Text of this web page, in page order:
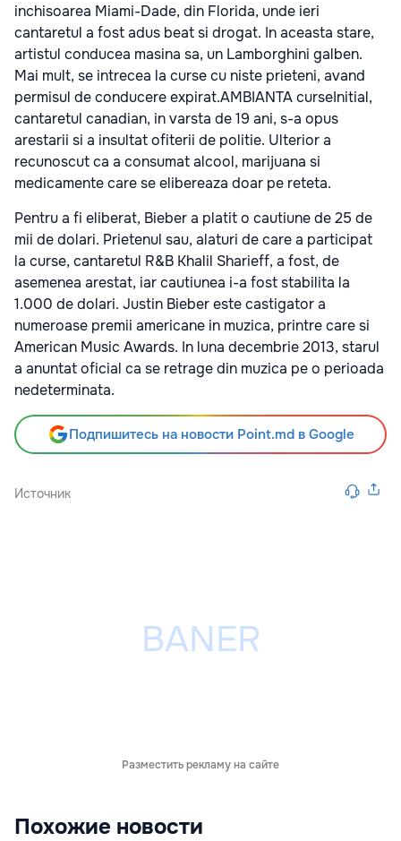
inchisoarea Miami-Dade, din Florida, unde ieri
cantaretul a fost adus beat si drogat. In aceasta stare,
artistul conducea masina sa, un Lamborghini galben.
Mai mult, se intrecea la curse cu niste prieteni, avand
permisul de conducere expirat.AMBIANTA curseInitial,
cantaretul canadian, in varsta de 19 ani, s-a opus
arestarii si a insultat ofiterii de politie. Ulterior a
recunoscut ca a consumat alcool, marijuana si
medicamente care se elibereaza doar pe reteta.
Pentru a fi eliberat, Bieber a platit o cautiune de 25 de
mii de dolari. Prietenul sau, alaturi de care a participat
la curse, cantaretul R&B Khalil Sharieff, a fost, de
asemenea arestat, iar cautiunea i-a fost stabilita la
1.000 de dolari. Justin Bieber este castigator a
numeroase premii americane in muzica, printre care si
American Music Awards. In luna decembrie 2013, starul
a anuntat oficial ca se retrage din muzica pe o perioada
nedeterminata.
Подпишитесь на новости Point.md в Google
Источник
Разместить рекламу на сайте
Похожие новости